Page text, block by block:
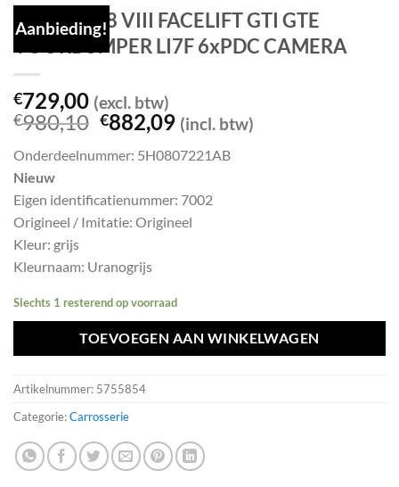
Aanbieding!
VW GOLF 8 VIII FACELIFT GTI GTE
VOORBUMPER LI7F 6xPDC CAMERA
€729,00 (excl. btw)
€980,10 Oorspronkelijke
was:
€882,09Huidige
prijs
is:
(incl. btw)
Onderdeelnummer: 5H0807221AB
Nieuw
Eigen identificatienummer: 7002
Origineel / Imitatie: Origineel
Kleur: grijs
Kleurnaam: Uranogrijs
Slechts 1 resterend op voorraad
TOEVOEGEN AAN WINKELWAGEN
Artikelnummer: 5755854
Categorie:Carrosserie